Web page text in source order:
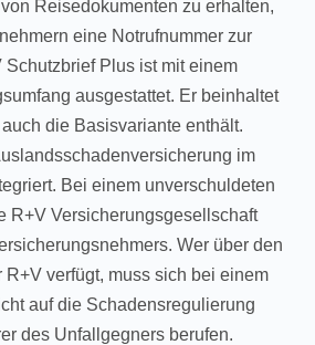
Reisedokumenten zu erhalten,
eine Notrufnummer zur
Schutzbrief Plus ist mit einem
ausgestattet. Er beinhaltet
die Basisvariante enthält.
im
Bei einem unverschuldeten
R+V Versicherungsgesellschaft
Wer über den
R+V verfügt, muss sich bei einem
auf die Schadensregulierung
des Unfallgegners berufen.